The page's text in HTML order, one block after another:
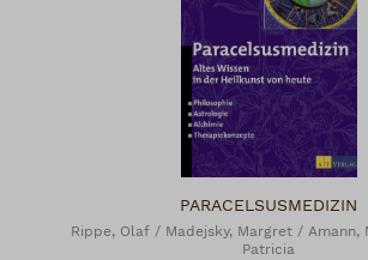
PARACELSUSMEDIZIN
Rippe, Olaf / Madejsky, Margret / Amann,
Patricia